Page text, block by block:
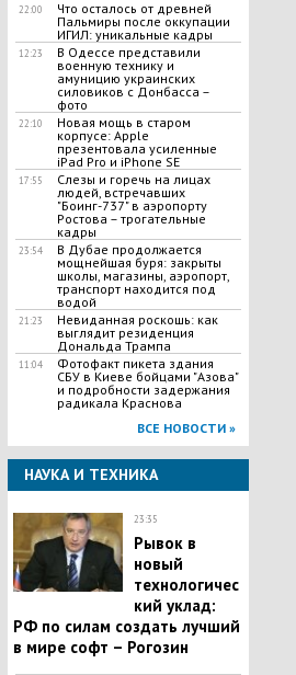
22:00
Что осталось от древней
Пальмиры после оккупации
ИГИЛ: уникальные кадры
12:23
В Одессе представили
военную технику и
амуницию украинских
силовиков с Донбасса –
фото
22:10
Новая мощь в старом
корпусе: Apple
презентовала усиленные
iPad Pro и iPhone SE
17:55
Слезы и горечь на лицах
людей, встречавших
"Боинг-737" в аэропорту
Ростова – трогательные
кадры
23:54
В Дубае продолжается
мощнейшая буря: закрыты
школы, магазины, аэропорт,
транспорт находится под
водой
21:23
Невиданная роскошь: как
выглядит резиденция
Дональда Трампа
11:04
Фотофакт пикета здания
СБУ в Киеве бойцами "Азова"
и подробности задержания
радикала Краснова
ВСЕ НОВОСТИ »
НАУКА И ТЕХНИКА
23:35
Рывок в
новый
технологичес
кий уклад:
РФ по силам создать лучший
в мире софт – Рогозин